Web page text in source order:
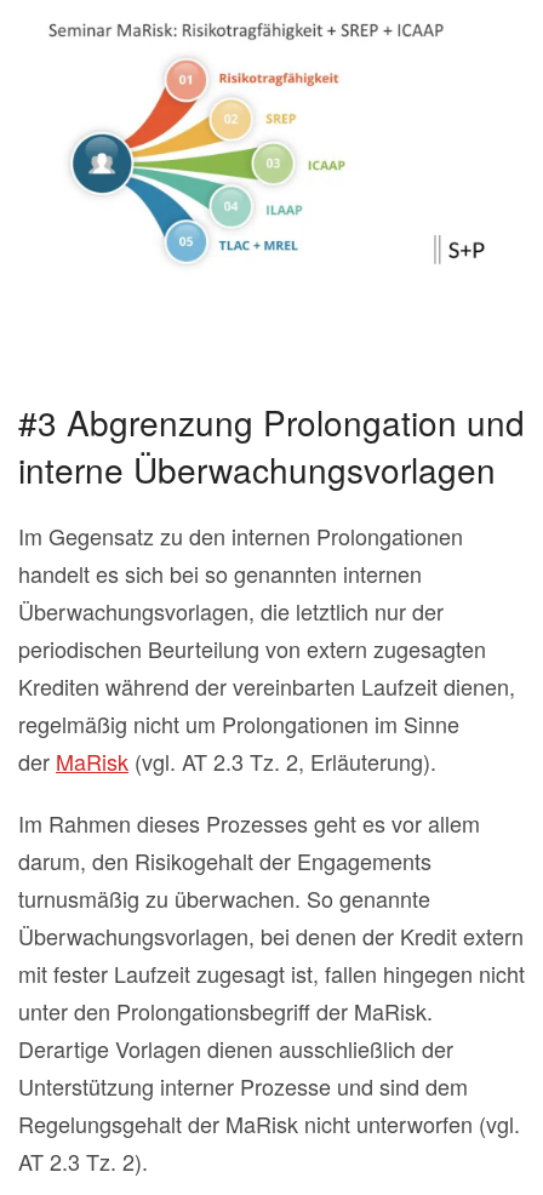
#3 Abgrenzung Prolongation und
interne Überwachungsvorlagen
Im Gegensatz zu den internen Prolongationen
handelt es sich bei so genannten internen
Überwachungsvorlagen, die letztlich nur der
periodischen Beurteilung von extern zugesagten
Krediten während der vereinbarten Laufzeit dienen,
regelmäßig nicht um Prolongationen im Sinne
der MaRisk (vgl. AT 2.3 Tz. 2, Erläuterung).
Im Rahmen dieses Prozesses geht es vor allem
darum, den Risikogehalt der Engagements
turnusmäßig zu überwachen. So genannte
Überwachungsvorlagen, bei denen der Kredit extern
mit fester Laufzeit zugesagt ist, fallen hingegen nicht
unter den Prolongationsbegriff der MaRisk.
Derartige Vorlagen dienen ausschließlich der
Unterstützung interner Prozesse und sind dem
Regelungsgehalt der MaRisk nicht unterworfen (vgl.
AT 2.3 Tz. 2).